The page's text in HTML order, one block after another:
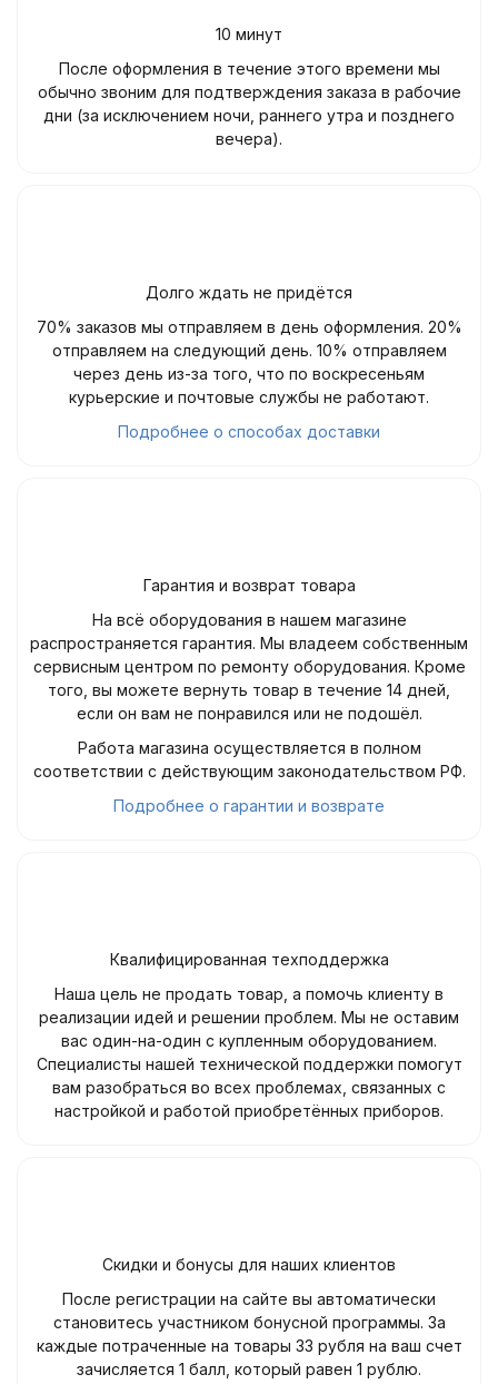
10 минут
После оформления в течение этого времени мы
обычно звоним для подтверждения заказа в рабочие
дни (за исключением ночи, раннего утра и позднего
вечера).
Долго ждать не придётся
70% заказов мы отправляем в день оформления. 20%
отправляем на следующий день. 10% отправляем
через день из-за того, что по воскресеньям
курьерские и почтовые службы не работают.
Подробнее о способах доставки
Гарантия и возврат товара
На всё оборудования в нашем магазине
распространяется гарантия. Мы владеем собственным
сервисным центром по ремонту оборудования. Кроме
того, вы можете вернуть товар в течение 14 дней,
если он вам не понравился или не подошёл.
Работа магазина осуществляется в полном
соответствии с действующим законодательством РФ.
Подробнее о гарантии и возврате
Квалифицированная техподдержка
Наша цель не продать товар, а помочь клиенту в
реализации идей и решении проблем. Мы не оставим
вас один-на-один с купленным оборудованием.
Специалисты нашей технической поддержки помогут
вам разобраться во всех проблемах, связанных с
настройкой и работой приобретённых приборов.
Скидки и бонусы для наших клиентов
После регистрации на сайте вы автоматически
становитесь участником бонусной программы. За
каждые потраченные на товары 33 рубля на ваш счет
зачисляется 1 балл, который равен 1 рублю.